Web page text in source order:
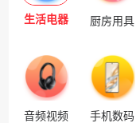
生活电器 厨房用具
音频视频 手机数码